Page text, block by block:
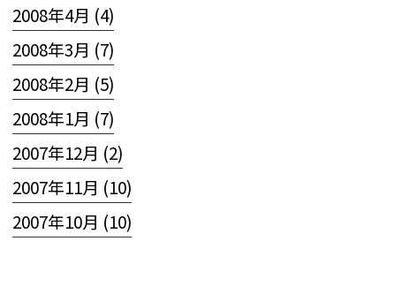
2008年4月 (4)
2008年3月 (7)
2008年2月 (5)
2008年1月 (7)
2007年12月 (2)
2007年11月 (10)
2007年10月 (10)